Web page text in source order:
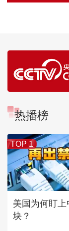
热播榜
TOP 1
美国为何盯上
块？